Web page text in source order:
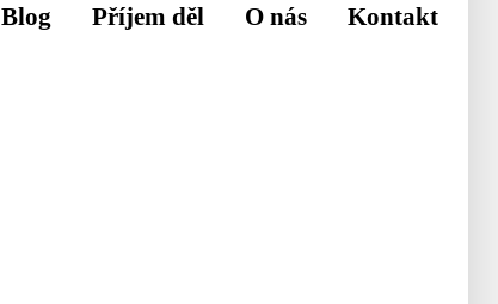
Blog Příjem děl O nás Kontakt